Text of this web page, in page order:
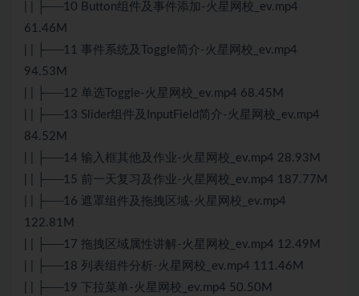
| | ├──10 Button组件及事件添加-火星网校_ev.mp4
61.46M
| | ├──11 事件系统及Toggle简介-火星网校_ev.mp4
94.53M
| | ├──12 单选Toggle-火星网校_ev.mp4 68.45M
| | ├──13 Slider组件及InputField简介-火星网校_ev.mp4
84.52M
| | ├──14 输入框其他及作业-火星网校_ev.mp4 28.93M
| | ├──15 前一天复习及作业-火星网校_ev.mp4 187.77M
| | ├──16 遮罩组件及拖拽区域-火星网校_ev.mp4
122.81M
| | ├──17 拖拽区域属性讲解-火星网校_ev.mp4 12.49M
| | ├──18 列表组件分析-火星网校_ev.mp4 111.46M
| | ├──19 下拉菜单-火星网校_ev.mp4 50.50M